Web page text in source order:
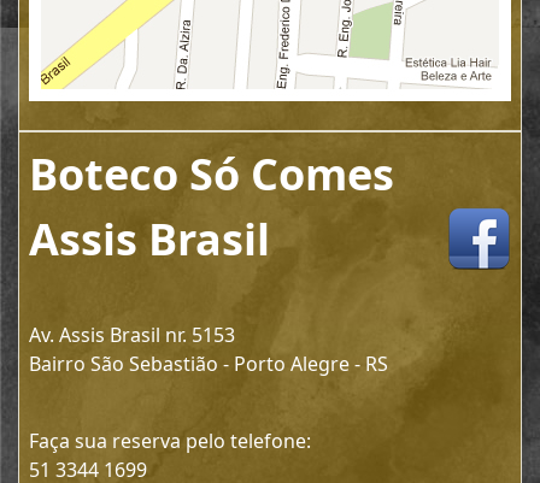
Boteco Só Comes
Assis Brasil
Av. Assis Brasil nr. 5153
Bairro São Sebastião - Porto Alegre - RS
Faça sua reserva pelo telefone:
51 3344 1699